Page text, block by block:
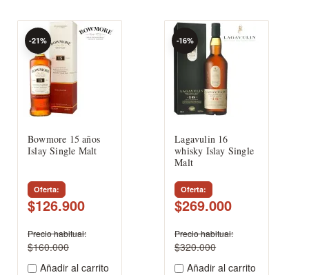
Bowmore 15 años
Islay Single Malt
Oferta
$126.900
-21%
Precio habitual
$160.000
Añadir al carrito
Lagavulin 16
whisky Islay Single
Malt
Oferta
$269.000
-16%
Precio habitual
$320.000
Añadir al carrito